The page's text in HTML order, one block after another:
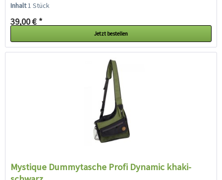
Inhalt1 Stück
39,00 € *
Jetzt bestellen
Mystique Dummytasche Profi Dynamic khaki-